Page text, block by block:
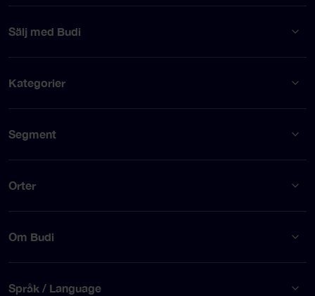
Sälj med Budi
Kategorier
Segment
Orter
Om Budi
Språk / Language